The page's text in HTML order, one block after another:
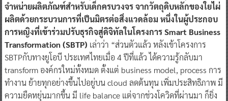
จำหน่ายผลิตภัณฑ์สำหรับเด็กครบวงจร จากวัตถุดิบหลักของใยไผ่
ผลิตด้วยกระบวนการที่เป็นมิตรต่อสิ่งแวดล้อม หนึ่งในผู้ประกอบ
การหญิงที่เข้าร่วมปรับธุรกิจสู่ดิจิทัลในโครงการ Smart Business
Transformation (SBTP) เล่าว่า “ส่วนตัวแล้ว หลังเข้าโครงการ
SBTPกับทางยูโอบี ประเทศไทยเมื่อ 4 ปีที่แล้ว ได้ความรู้กลับมา
transform องค์กรใหม่ทั้งหมด ตั้งแต่ business model, process การ
ทำงาน ย้ายทุกอย่างขึ้นไปอยู่บน cloud ลดต้นทุน เพิ่มประสิทธิภาพ มี
ความยืดหยุ่นมากขึ้น มี life balance แต่จากช่วงโควิดที่ผ่านมา ก็ยิ่ง